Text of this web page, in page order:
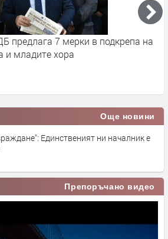
предлага 7 мерки в подкрепа на
и младите хора
Още новини
Единственият ни началник е
Препоръчано видео